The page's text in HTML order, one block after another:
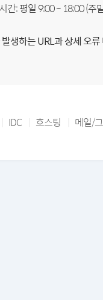
간: 평일 9:00 ~ 18:00 (주
생하는 URL과 상세 오
IDC 호스팅 메일/